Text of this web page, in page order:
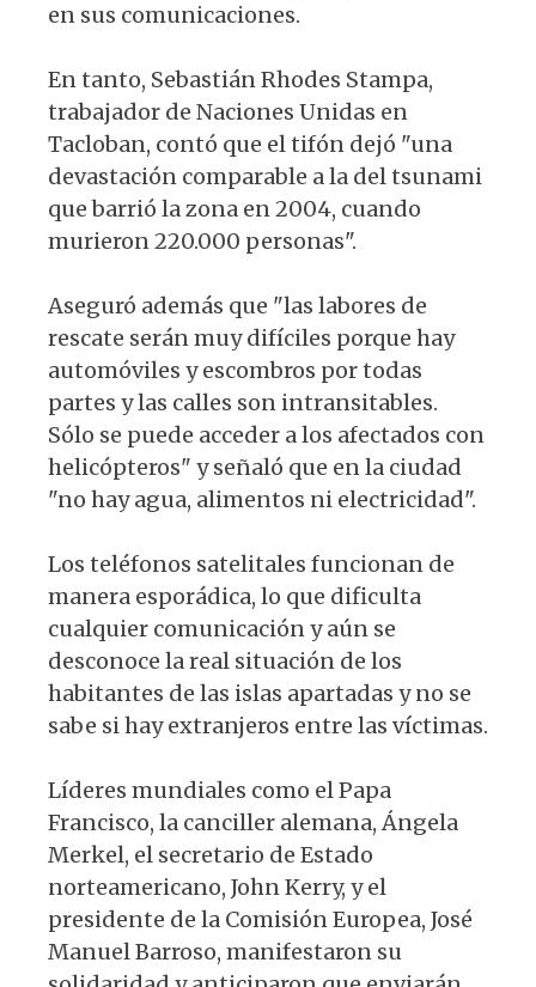
en sus comunicaciones.
En tanto, Sebastián Rhodes Stampa,
trabajador de Naciones Unidas en
Tacloban, contó que el tifón dejó "una
devastación comparable a la del tsunami
que barrió la zona en 2004, cuando
murieron 220.000 personas".
Aseguró además que "las labores de
rescate serán muy difíciles porque hay
automóviles y escombros por todas
partes y las calles son intransitables.
Sólo se puede acceder a los afectados con
helicópteros" y señaló que en la ciudad
"no hay agua, alimentos ni electricidad".
Los teléfonos satelitales funcionan de
manera esporádica, lo que dificulta
cualquier comunicación y aún se
desconoce la real situación de los
habitantes de las islas apartadas y no se
sabe si hay extranjeros entre las víctimas.
Líderes mundiales como el Papa
Francisco, la canciller alemana, Ángela
Merkel, el secretario de Estado
norteamericano, John Kerry, y el
presidente de la Comisión Europea, José
Manuel Barroso, manifestaron su